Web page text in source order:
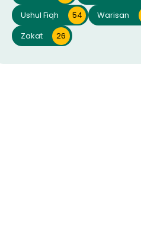
Ushul Fiqh
54 Warisan
Zakat
26